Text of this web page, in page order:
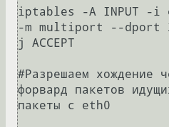
iptables -A INPUT -i
-m multiport --dport
j ACCEPT
#Разрешаем хождение
форвард пакетов
пакеты с eth0